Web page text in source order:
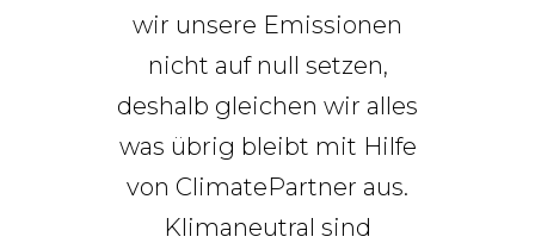
wir unsere Emissionen
nicht auf null setzen,
deshalb gleichen wir alles
was übrig bleibt mit Hilfe
von ClimatePartner aus.
Klimaneutral sind